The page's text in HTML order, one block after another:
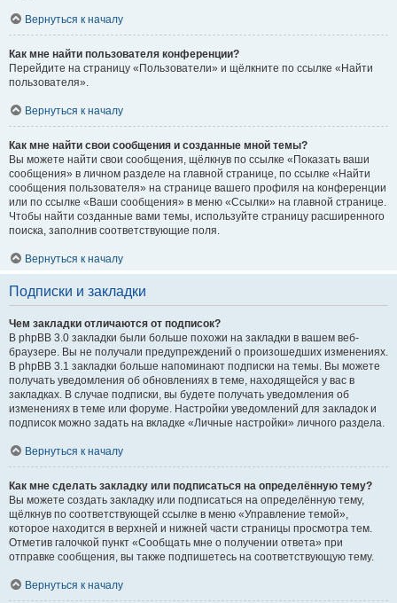
Вернуться к началу
Как мне найти пользователя конференции?
Перейдите на страницу «Пользователи» и щёлкните по ссылке «Найти
пользователя».
Вернуться к началу
Как мне найти свои сообщения и созданные мной темы?
Вы можете найти свои сообщения, щёлкнув по ссылке «Показать ваши
сообщения» в личном разделе на главной странице, по ссылке «Найти
сообщения пользователя» на странице вашего профиля на конференции
или по ссылке «Ваши сообщения» в меню «Ссылки» на главной странице.
Чтобы найти созданные вами темы, используйте страницу расширенного
поиска, заполнив соответствующие поля.
Вернуться к началу
Подписки и закладки
Чем закладки отличаются от подписок?
В phpBB 3.0 закладки были больше похожи на закладки в вашем веб-
браузере. Вы не получали предупреждений о произошедших изменениях.
В phpBB 3.1 закладки больше напоминают подписки на темы. Вы можете
получать уведомления об обновлениях в теме, находящейся у вас в
закладках. В случае подписки, вы будете получать уведомления об
изменениях в теме или форуме. Настройки уведомлений для закладок и
подписок можно задать на вкладке «Личные настройки» личного раздела.
Вернуться к началу
Как мне сделать закладку или подписаться на определённую тему?
Вы можете создать закладку или подписаться на определённую тему,
щёлкнув по соответствующей ссылке в меню «Управление темой»,
которое находится в верхней и нижней части страницы просмотра тем.
Отметив галочкой пункт «Сообщать мне о получении ответа» при
отправке сообщения, вы также подпишетесь на соответствующую тему.
Вернуться к началу